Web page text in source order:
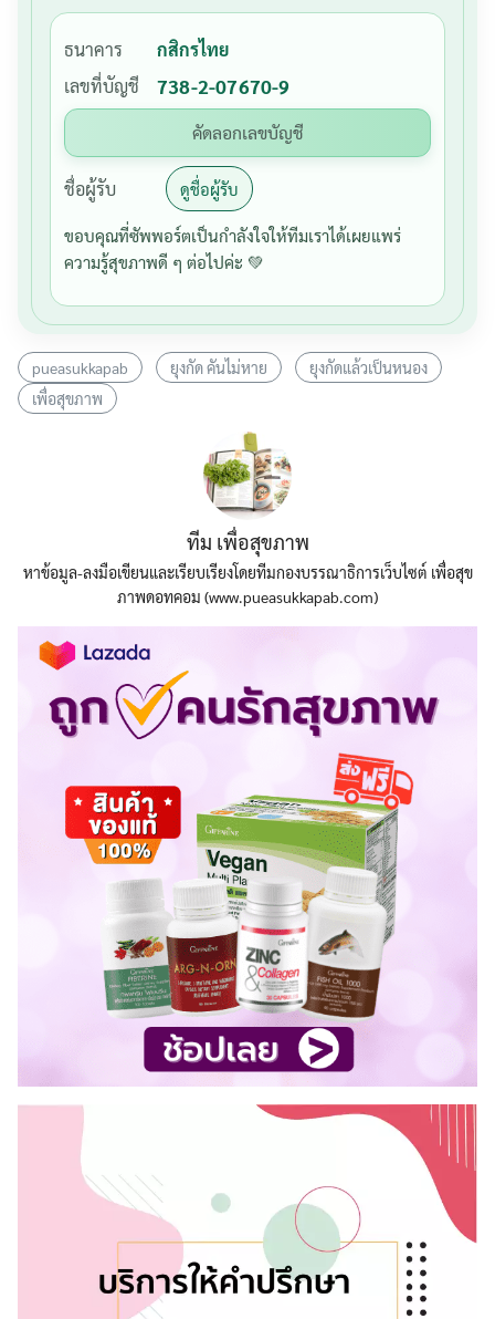
ธนาคาร
กสิกรไทย
เลขที่บัญชี
738-2-07670-9
คัดลอกเลขบัญชี
ชื่อผู้รับ ดูชื่อผู้รับ
ขอบคุณที่ซัพพอร์ตเป็นกำลังใจให้ทีมเราได้เผยแพร่
ความรู้สุขภาพดี ๆ ต่อไปค่ะ 💚
pueasukkapab ยุงกัด คันไม่หาย
ยุงกัดแล้วเป็นหนอง
เพื่อสุขภาพ
ทีม เพื่อสุขภาพ
หาข้อมูล-ลงมือเขียนและเรียบเรียงโดยทีมกองบรรณาธิการเว็บไซต์ เพื่อสุข
ภาพดอทคอม (www.pueasukkapab.com)